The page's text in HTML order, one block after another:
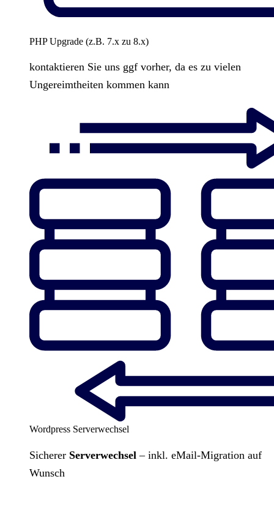
PHP Upgrade (z.B. 7.x zu 8.x)
kontaktieren Sie uns ggf vorher, da es zu vielen
Ungereimtheiten kommen kann
Wordpress Serverwechsel
Sicherer Serverwechsel – inkl. eMail-Migration auf
Wunsch